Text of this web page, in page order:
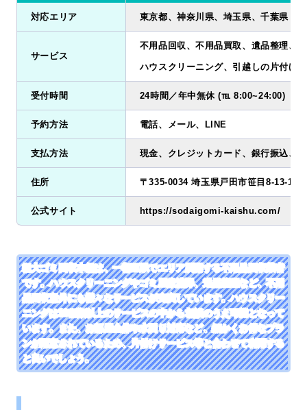
対応エリア 東京都、神奈川県、埼玉県、千葉県
サービス
不用品回収、不用品買取、遺品整理、
ハウスクリーニング、引越しの片付け
受付時間 24時間／年中無休 (℡ 8:00~24:00)
予約方法 電話、メール、LINE
支払方法 現金、クレジットカード、銀行振込、
住所 〒335-0034 埼玉県戸田市笹目8-13-15
公式サイト https://sodaigomi-kaishu.com/
粗大ゴミ回収本舗は、一都三県でエリア展開する不用品回収業者
です。ハウスクリーニングやゴミ屋敷清掃、遺品整理など、不用
品回収意外にも様々なサービスが充実しています。ハウスクリー
ニングは10種類以上のサービスの中から相談のうえ可能となって
います。また、お部屋全体や水回り対応など、細かくお得なプラ
ンが用意されているため、片付けサービス等と合わせて利用する
と良いでしょう。